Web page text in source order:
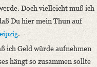
Doch vielleicht muß ich
Du hier mein Thun auf
.
ich Geld würde aufnehmen
hängt so zusammen sollte